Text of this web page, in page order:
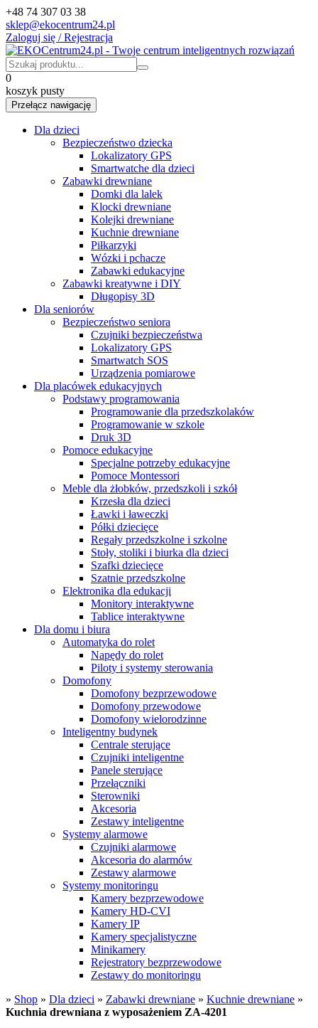
+48 74 307 03 38
sklep@ekocentrum24.pl
Zaloguj się / Rejestracja
0
koszyk pusty
Przełącz nawigację
Dla dzieci
Bezpieczeństwo dziecka
Lokalizatory GPS
Smartwatche dla dzieci
Zabawki drewniane
Domki dla lalek
Klocki drewniane
Kolejki drewniane
Kuchnie drewniane
Piłkarzyki
Wózki i pchacze
Zabawki edukacyjne
Zabawki kreatywne i DIY
Długopisy 3D
Dla seniorów
Bezpieczeństwo seniora
Czujniki bezpieczeństwa
Lokalizatory GPS
Smartwatch SOS
Urządzenia pomiarowe
Dla placówek edukacyjnych
Podstawy programowania
Programowanie dla przedszkolaków
Programowanie w szkole
Druk 3D
Pomoce edukacyjne
Specjalne potrzeby edukacyjne
Pomoce Montessori
Meble dla żłobków, przedszkoli i szkół
Krzesła dla dzieci
Ławki i ławeczki
Półki dziecięce
Regały przedszkolne i szkolne
Stoły, stoliki i biurka dla dzieci
Szafki dziecięce
Szatnie przedszkolne
Elektronika dla edukacji
Monitory interaktywne
Tablice interaktywne
Dla domu i biura
Automatyka do rolet
Napędy do rolet
Piloty i systemy sterowania
Domofony
Domofony bezprzewodowe
Domofony przewodowe
Domofony wielorodzinne
Inteligentny budynek
Centrale sterujące
Czujniki inteligentne
Panele sterujące
Przełączniki
Sterowniki
Akcesoria
Zestawy inteligentne
Systemy alarmowe
Czujniki alarmowe
Akcesoria do alarmów
Zestawy alarmowe
Systemy monitoringu
Kamery bezprzewodowe
Kamery HD-CVI
Kamery IP
Kamery specjalistyczne
Minikamery
Rejestratory bezprzewodowe
Zestawy do monitoringu
» Shop » Dla dzieci » Zabawki drewniane » Kuchnie drewniane »
Kuchnia drewniana z wyposażeniem ZA-4201